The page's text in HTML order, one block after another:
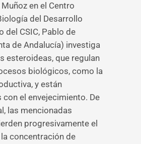
en el Centro
del Desarrollo
del CSIC, Pablo de
de Andalucía) investiga
esteroideas, que regulan
biológicos, como la
y están
con el envejecimiento. De
las mencionadas
progresivamente el
concentración de